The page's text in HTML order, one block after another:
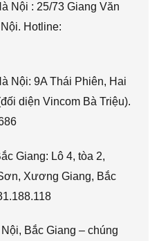
Nội : 25/73 Giang Văn
Hotline:
Nội: 9A Thái Phiên, Hai
diện Vincom Bà Triệu).
Giang: Lô 4, tòa 2,
Xương Giang, Bắc
Bắc Giang – chúng